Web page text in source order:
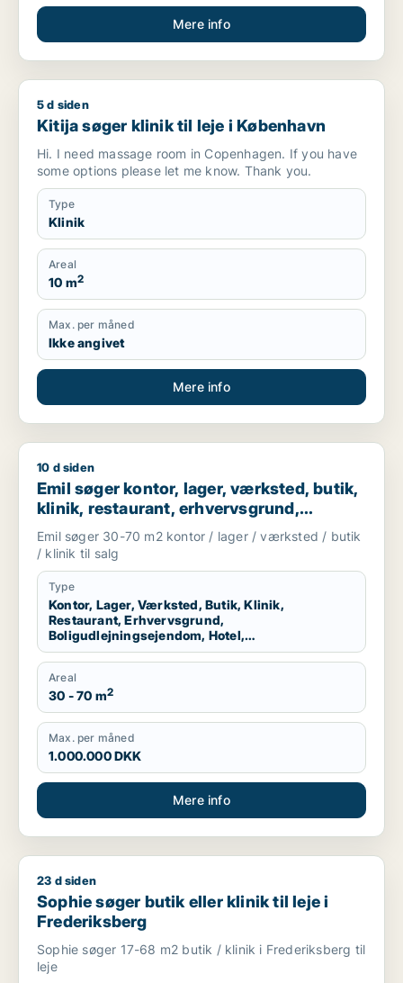
Mere info
Kitija søger klinik til leje i København
5 d siden
Kitija søger klinik til leje i København
Hi. I need massage room in Copenhagen. If you have
some options please let me know. Thank you.
Type
Klinik
Areal
10 m2
Max. per måned
Ikke angivet
Mere info
Emil søger kontor, lager, værksted, butik, klinik, restaurant,
10 d siden
Emil søger kontor, lager, værksted, butik,
klinik, restaurant, erhvervsgrund,
boligudlejningsejendom, hotel,
produktionslokaler eller garage til salg i
København K, Vesterbro eller
Frederiksberg m.fl.
Emil søger 30-70 m2 kontor / lager / værksted / butik
/ klinik til salg
Type
Kontor, Lager, Værksted, Butik, Klinik,
Restaurant, Erhvervsgrund,
Boligudlejningsejendom, Hotel,
Produktionslokaler, Garage
Areal
30 - 70 m2
Max. per måned
1.000.000 DKK
Mere info
Sophie søger butik eller klinik til leje i Frederiksberg
23 d siden
Sophie søger butik eller klinik til leje i
Frederiksberg
Sophie søger 17-68 m2 butik / klinik i Frederiksberg til
leje